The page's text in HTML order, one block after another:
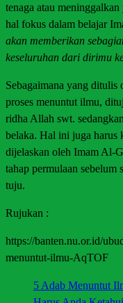
tenaga atau
hal fokus dalam belajar
akan memberikan
keseluruhan dari dirimu
Sebagaimana yang
proses menuntut ilmu,
ridha Allah swt.
belaka. Hal ini juga harus
dijelaskan oleh Imam Al-
tahap permulaan sebelum
tuju.
Rujukan :
https://banten.nu.or.id/
menuntut-ilmu-AqTOF
5 Adab Menuntut